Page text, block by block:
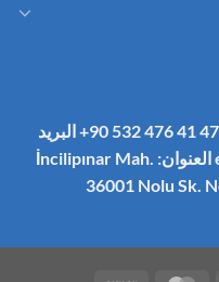
البريد
العنوان: İncilipınar Mah.
36001 Nolu Sk.